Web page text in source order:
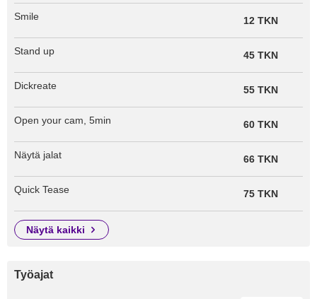
Smile 12 TKN
Stand up 45 TKN
Dickreate 55 TKN
Open your cam, 5min 60 TKN
Näytä jalat 66 TKN
Quick Tease 75 TKN
näytä kaikki
Työajat